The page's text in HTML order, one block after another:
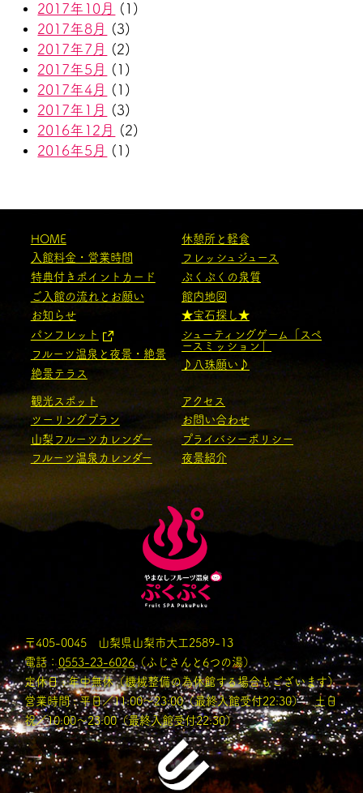
2017年10月
(1)
2017年8月
(3)
2017年7月
(2)
2017年5月
(1)
2017年4月
(1)
2017年1月
(3)
2016年12月
(2)
2016年5月
(1)
HOME
入館料金・営業時間
特典付きポイントカード
ご入館の流れとお願い
お知らせ
パンフレット
フルーツ温泉と夜景・絶景
絶景テラス
休憩所と軽食
フレッシュジュース
ぷくぷくの泉質
館内地図
★宝石探し★
シューティングゲーム「スペ
ースミッション」
♪八珠願い♪
観光スポット
ツーリングプラン
山梨フルーツカレンダー
フルーツ温泉カレンダー
アクセス
お問い合わせ
プライバシーポリシー
夜景紹介
〒405-0045 山梨県山梨市大工2589-13
電話：0553-23-6026（ふじさんと6つの湯）
定休日 : 年中無休（機械整備の為休館する場合もございます）
営業時間 : 平日／11:00〜23:00（最終入館受付22:30） 土日
祝／10:00～23:00（最終入館受付22:30）